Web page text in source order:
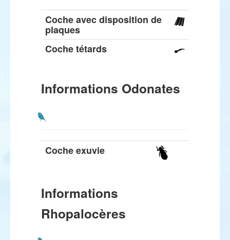
Coche avec disposition de
plaques
Coche tétards
Informations Odonates
Coche exuvie
Informations
Rhopalocères